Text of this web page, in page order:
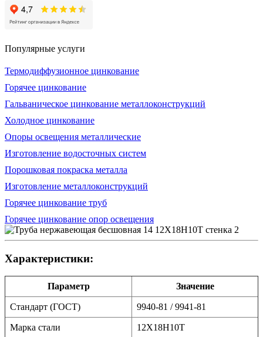
Популярные услуги
Термодиффузионное цинкование
Горячее цинкование
Гальваническое цинкование металлоконструкций
Холодное цинкование
Опоры освещения металлические
Изготовление водосточных систем
Порошковая покраска металла
Изготовление металлоконструкций
Горячее цинкование труб
Горячее цинкование опор освещения
Характеристики:
Параметр Значение
Стандарт (ГОСТ) 9940-81 / 9941-81
Марка стали 12Х18Н10Т